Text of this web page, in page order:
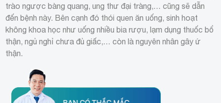
trào ngược bàng quang, ung thư đại tràng,… cũng sẽ dẫn
đến bệnh này. Bên cạnh đó thói quen ăn uống, sinh hoạt
không khoa học như uống nhiều bia rượu, lạm dụng thuốc bổ
thận, ngủ nghỉ chưa đủ giấc,… còn là nguyên nhân gây ứ
thận.